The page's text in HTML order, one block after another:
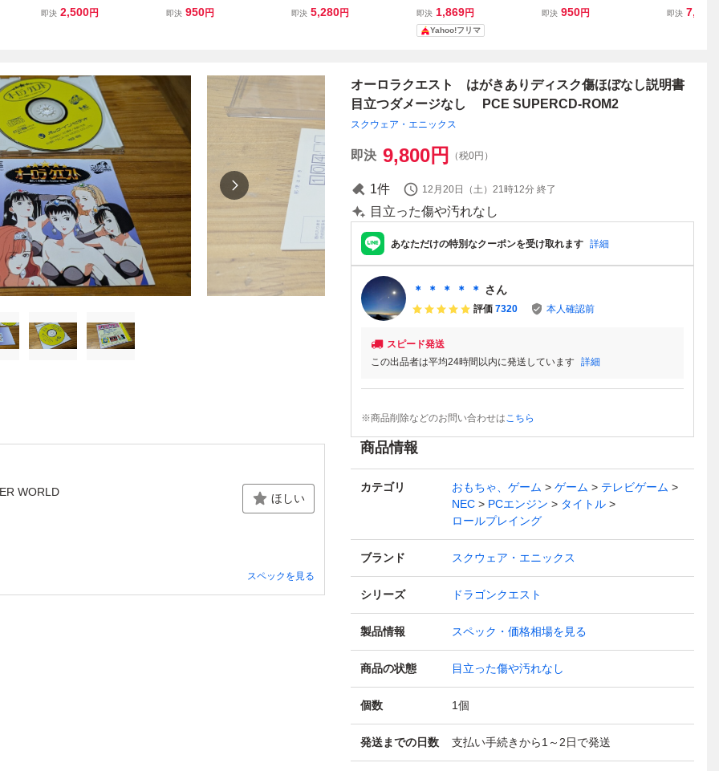
7作品まとめ売り！ファイ
即決 2,500円
ーファミコン版箱、説明
即決 950円
ルク 帯はがきカードあ
即決 5,280円
説明書なし
即決 1,869円
Yahoo!フリマ
ンダム物語大いなる遺産
即決 950円
ュ 正規品
即決 7,800
WORLD ほしい
スペックを見る
オーロラクエスト はがきありディスク傷ほぼなし説明書
目立つダメージなし PCE SUPERCD-ROM2
スクウェア・エニックス
即決 9,800円 （税0円）
1件 12月20日（土）21時12分 終了
目立った傷や汚れなし
あなただけの特別なクーポンを受け取れます 詳細
＊ ＊ ＊ ＊ ＊ さん
評価 7320 本人確認前
スピード発送
この出品者は平均24時間以内に発送しています 詳細
※商品削除などのお問い合わせはこちら
商品情報
カテゴリ おもちゃ、ゲーム ゲーム
テレビゲーム
NEC
PCエンジン
タイトル
ロールプレイング
ブランド スクウェア・エニックス
シリーズ ドラゴンクエスト
製品情報 スペック・価格相場を見る
商品の状態 目立った傷や汚れなし
個数 1個
発送までの日数 支払い手続きから1～2日で発送